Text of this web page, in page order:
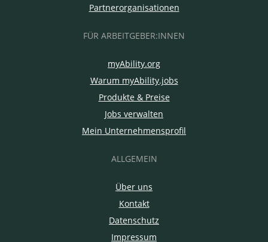
Partnerorganisationen
FÜR ARBEITGEBER:INNEN
myAbility.org
Warum myAbility.jobs
Produkte & Preise
Jobs verwalten
Mein Unternehmensprofil
ALLGEMEIN
Über uns
Kontakt
Datenschutz
Impressum